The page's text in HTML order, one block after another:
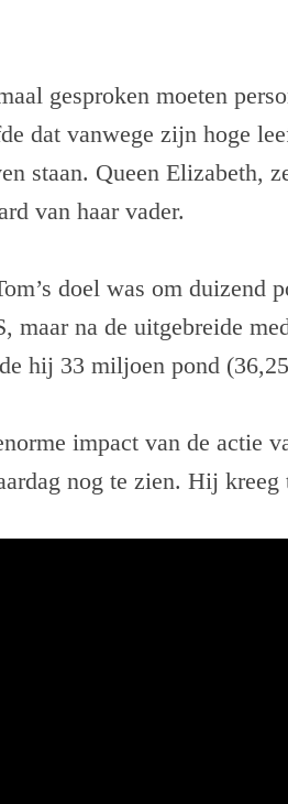
gesproken moeten
dat vanwege zijn hoge
staan. Queen Elizabeth,
van haar vader.
doel was om duizend
maar na de uitgebreide
hij 33 miljoen pond
impact van de actie
nog te zien. Hij kreeg